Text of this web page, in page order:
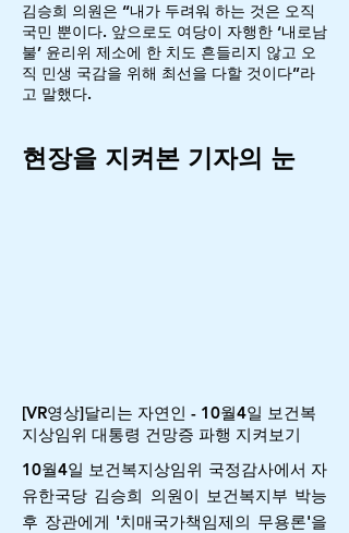
김승희 의원은 “내가 두려워 하는 것은 오직
국민 뿐이다. 앞으로도 여당이 자행한 ‘내로남
불’ 윤리위 제소에 한 치도 흔들리지 않고 오
직 민생 국감을 위해 최선을 다할 것이다”라
고 말했다.
​현장을 지켜본 기자의 눈
[VR영상]달리는 자연인 - 10월4일 보건복
지상임위 대통령 건망증 파행 지켜보기
10월4일 보건복지상임위 국정감사에서 자
유한국당 김승희 의원이 보건복지부 박능
후 장관에게 '치매국가책임제의 무용론'을